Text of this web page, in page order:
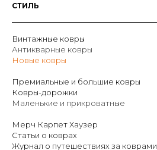
СТИЛЬ
Винтажные ковры
Антикварные ковры
Новые ковры
Премиальные и большие ковры
Ковры-дорожки
Маленькие и прикроватные
Мерч Карпет Хаузер
Статьи о коврах
Журнал о путешествиях за коврами